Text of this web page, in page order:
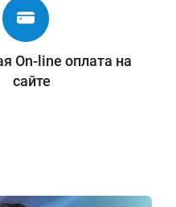
On-line оплата на
сайте